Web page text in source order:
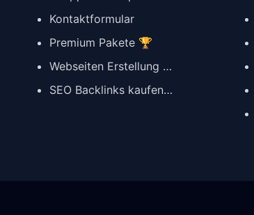
Kontaktformular
Premium Pakete 🏆
Webseiten Erstellung ✨
SEO Backlinks kaufen 🔗